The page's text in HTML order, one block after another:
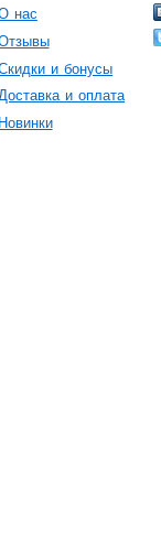
нас
и бонусы
и оплата
Новинки